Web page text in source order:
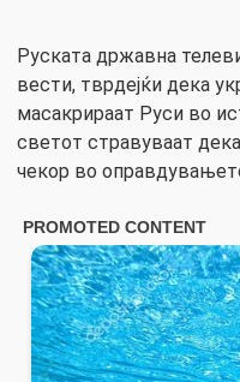
Руската државна
вести, тврдејќи дека
масакрираат Руси во
светот стравуваат
чекор во